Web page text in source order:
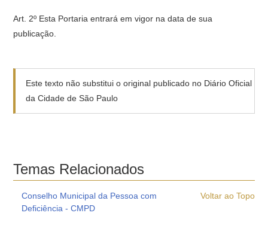
Art. 2º Esta Portaria entrará em vigor na data de sua
publicação.
Este texto não substitui o original publicado no Diário Oficial
da Cidade de São Paulo
Temas Relacionados
Voltar ao Topo
Conselho Municipal da Pessoa com
Deficiência - CMPD